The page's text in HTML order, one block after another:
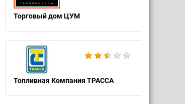
Торговый дом ЦУМ
Топливная Компания ТРАССА